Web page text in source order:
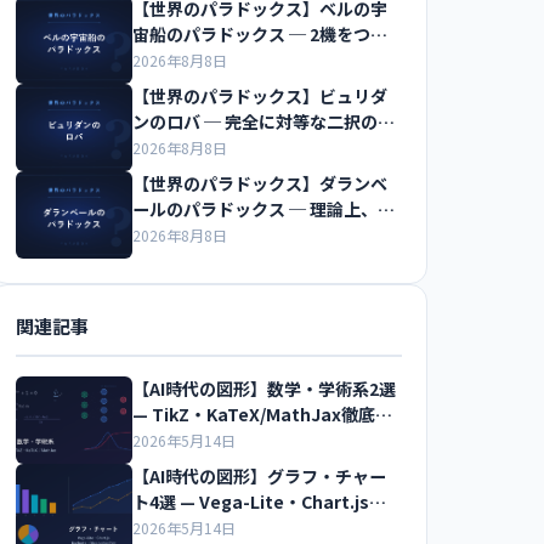
【世界のパラドックス】ベルの宇
宙船のパラドックス ─ 2機をつな
ぐ糸は切れるのか
2026年8月8日
【世界のパラドックス】ビュリダ
ンのロバ ─ 完全に対等な二択の前
で飢え死にする
2026年8月8日
【世界のパラドックス】ダランベ
ールのパラドックス ─ 理論上、水
の抵抗はゼロになる
2026年8月8日
関連記事
【AI時代の図形】数学・学術系2選
— TikZ・KaTeX/MathJax徹底比
較
2026年5月14日
【AI時代の図形】グラフ・チャー
ト4選 — Vega-Lite・Chart.js・
Recharts・Observable Plot徹
2026年5月14日